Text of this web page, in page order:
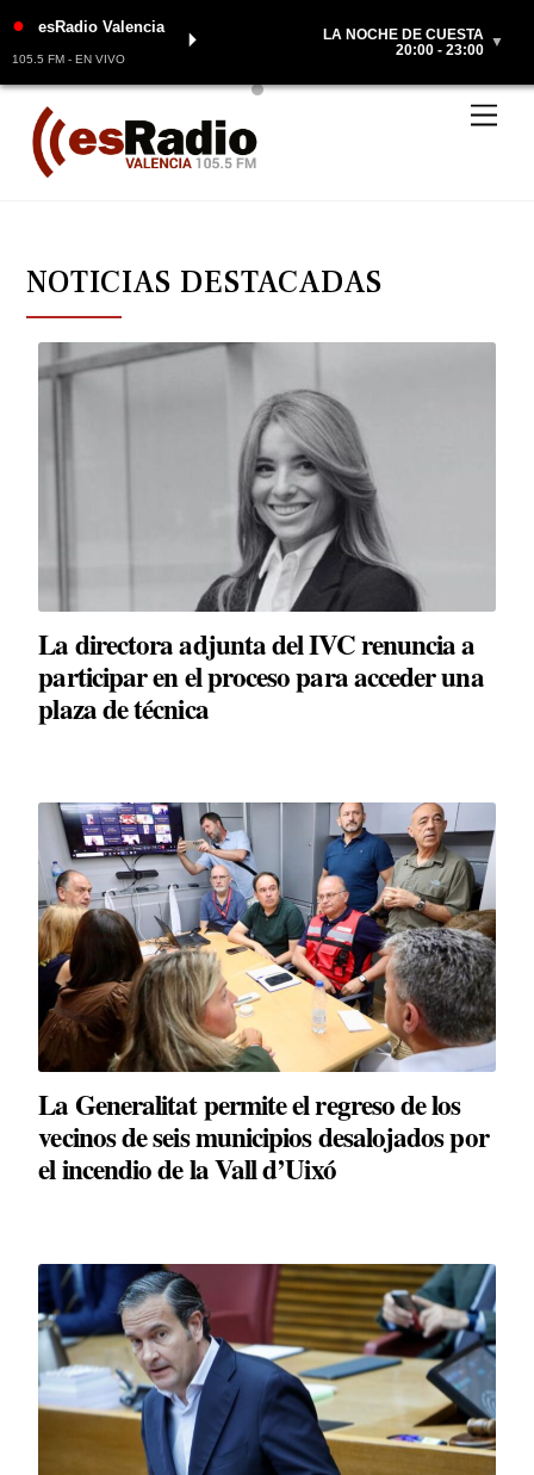
Skip
content
● esRadio Valencia
105.5 FM - EN VIVO
⏵
LA NOCHE DE CUESTA
20:00 - 23:00 ▼
NOTICIAS DESTACADAS
La directora adjunta del IVC renuncia a
participar en el proceso para acceder una
plaza de técnica
La Generalitat permite el regreso de los
vecinos de seis municipios desalojados por
el incendio de la Vall d’Uixó